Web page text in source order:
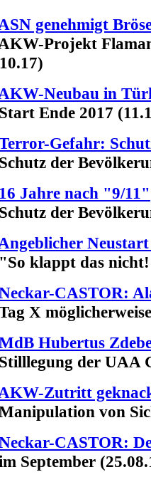
genehmigt
Projekt
Neubau in
Ende 2017
Gefahr:
der
16 Jahre nach "9/11"
der
klappt das
CASTOR:
X möglicherweise
Hubertus
der UAA
Zutritt
von
CASTOR:
September